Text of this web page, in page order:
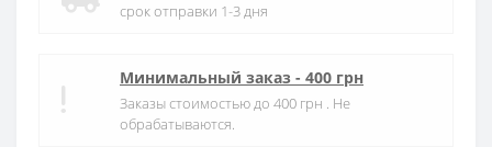
срок отправки 1-3 дня
Минимальный заказ - 400 грн
Заказы стоимостью до 400 грн . Не
обрабатываются.